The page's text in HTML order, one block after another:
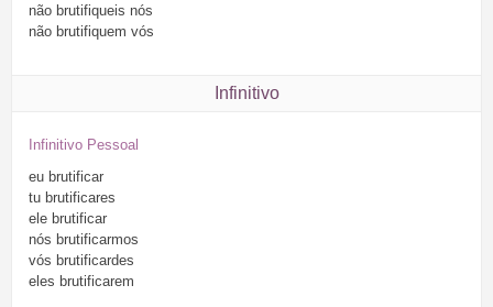
não brutifiqueis nós
não brutifiquem vós
Infinitivo
Infinitivo Pessoal
eu brutificar
tu brutificares
ele brutificar
nós brutificarmos
vós brutificardes
eles brutificarem